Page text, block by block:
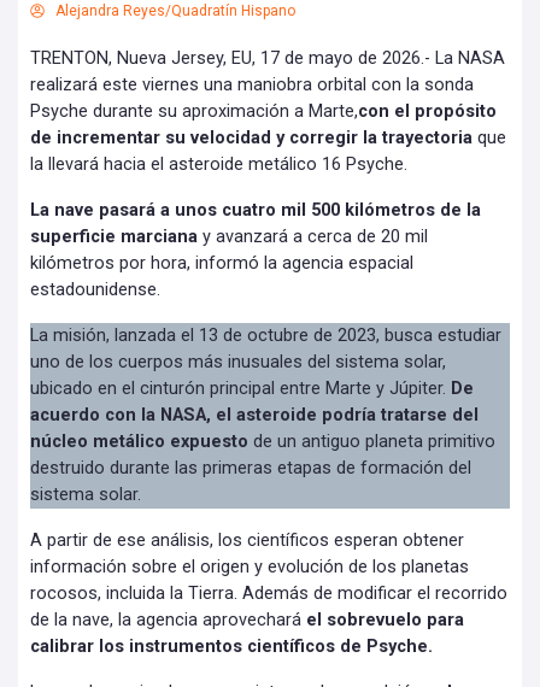
Alejandra Reyes/Quadratín Hispano
TRENTON, Nueva Jersey, EU, 17 de mayo de 2026.- La NASA
realizará este viernes una maniobra orbital con la sonda
Psyche durante su aproximación a Marte,con el propósito
de incrementar su velocidad y corregir la trayectoria que
la llevará hacia el asteroide metálico 16 Psyche.
La nave pasará a unos cuatro mil 500 kilómetros de la
superficie marciana y avanzará a cerca de 20 mil
kilómetros por hora, informó la agencia espacial
estadounidense.
La misión, lanzada el 13 de octubre de 2023, busca estudiar
uno de los cuerpos más inusuales del sistema solar,
ubicado en el cinturón principal entre Marte y Júpiter. De
acuerdo con la NASA, el asteroide podría tratarse del
núcleo metálico expuesto de un antiguo planeta primitivo
destruido durante las primeras etapas de formación del
sistema solar.
A partir de ese análisis, los científicos esperan obtener
información sobre el origen y evolución de los planetas
rocosos, incluida la Tierra. Además de modificar el recorrido
de la nave, la agencia aprovechará el sobrevuelo para
calibrar los instrumentos científicos de Psyche.